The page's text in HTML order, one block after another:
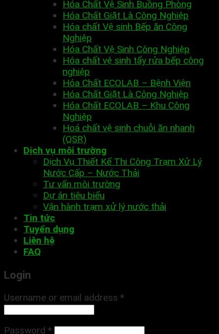
Hóa Chất Vệ Sinh Buồng Phòng
Hóa Chất Giặt Là Công Nghiệp
Hóa chất Vệ sinh Bếp ăn Công
Nghiệp
Hóa Chất Vệ Sinh Công Nghiệp
Hóa chất vệ sinh tẩy rửa bếp công
nghiệp
Hóa Chất ECOLAB – Bệnh Viện
Hóa Chất Giặt Là Công Nghiệp
Hóa Chất ECOLAB – Khu Công
Nghiệp
Hoá chất vệ sinh chuỗi ăn nhanh
(QSR)
Dịch vụ môi trường
Dịch Vụ Thiết Kế Thi Công Trạm Xử Lý
Nước Cấp – Nước Thải
Tư vấn môi trường
Dự án tiêu biểu
Vận hành trạm xử lý nước thải
Tin tức
Tuyển dụng
Liên hệ
FAQ
Login
Username or email address *
Password *